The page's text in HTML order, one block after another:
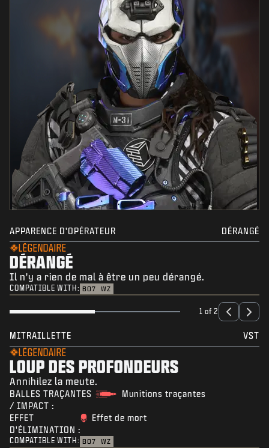
APPARENCE D'OPÉRATEUR DÉRANGÉ
LÉGENDAIRE
DÉRANGÉ
Il n'y a rien de mal à être un peu dérangé.
COMPATIBLE WITH: BO7 WZ
1 of 2
MITRAILLETTE VST
LÉGENDAIRE
LOUP DES PROFONDEURS
Annihilez la meute.
BALLES TRAÇANTES
/ IMPACT :
Munitions traçantes
EFFET
D'ÉLIMINATION :
Effet de mort
COMPATIBLE WITH: BO7 WZ